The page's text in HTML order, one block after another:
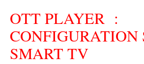
OTT PLAYER :
CONFIGURATION
SMART TV